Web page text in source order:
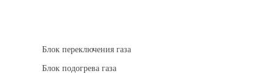
Блок переключения газа
Блок подогрева газа